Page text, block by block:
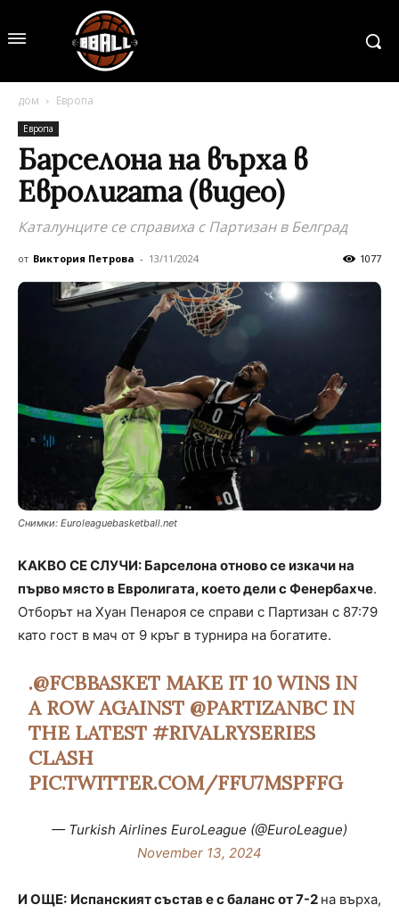
дом Европа
Европа
Барселона на върха в
Евролигата (видео)
Каталунците се справиха с Партизан в Белград
от Виктория Петрова - 13/11/2024 1077
Снимки: Еuroleaguebasketball.net
КАКВО СЕ СЛУЧИ: Барселона отново се изкачи на
първо място в Евролигата, което дели с Фенербахче.
Отборът на Хуан Пенароя се справи с Партизан с 87:79
като гост в мач от 9 кръг в турнира на богатите.
.@FCBBASKET MAKE IT 10 WINS IN
A ROW AGAINST @PARTIZANBCIN
THE LATEST#RIVALRYSERIES
CLASH
PIC.TWITTER.COM/FFU7MSPFFG
— Turkish Airlines EuroLeague (@EuroLeague)
November 13, 2024
И ОЩЕ: Испанският състав е с баланс от 7-2 на върха,